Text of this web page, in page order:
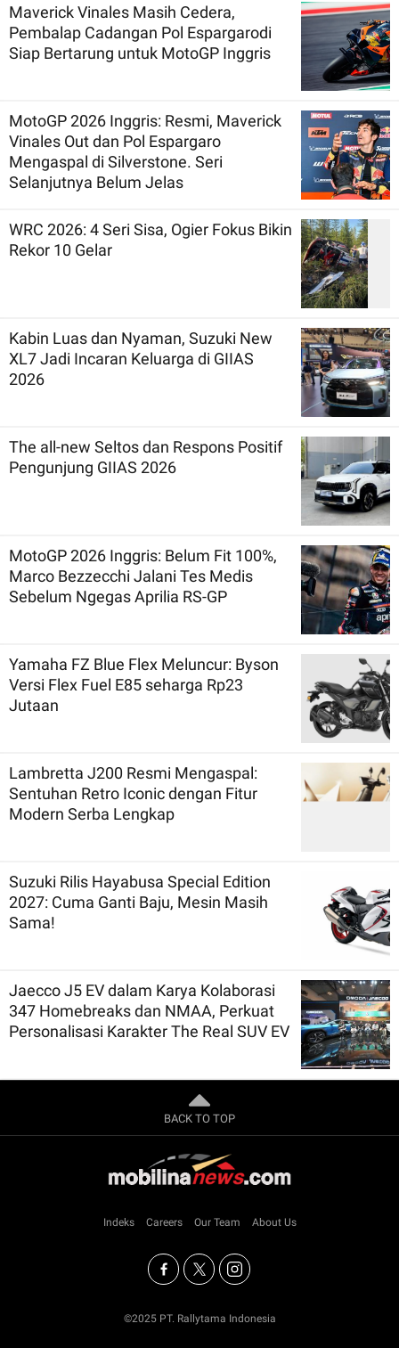
Maverick Vinales Masih Cedera,
Pembalap Cadangan Pol Espargarodi
Siap Bertarung untuk MotoGP Inggris
MotoGP 2026 Inggris: Resmi, Maverick
Vinales Out dan Pol Espargaro
Mengaspal di Silverstone. Seri
Selanjutnya Belum Jelas
WRC 2026: 4 Seri Sisa, Ogier Fokus Bikin
Rekor 10 Gelar
Kabin Luas dan Nyaman, Suzuki New
XL7 Jadi Incaran Keluarga di GIIAS
2026
The all-new Seltos dan Respons Positif
Pengunjung GIIAS 2026
MotoGP 2026 Inggris: Belum Fit 100%,
Marco Bezzecchi Jalani Tes Medis
Sebelum Ngegas Aprilia RS-GP
Yamaha FZ Blue Flex Meluncur: Byson
Versi Flex Fuel E85 seharga Rp23
Jutaan
Lambretta J200 Resmi Mengaspal:
Sentuhan Retro Iconic dengan Fitur
Modern Serba Lengkap
Suzuki Rilis Hayabusa Special Edition
2027: Cuma Ganti Baju, Mesin Masih
Sama!
Jaecco J5 EV dalam Karya Kolaborasi
347 Homebreaks dan NMAA, Perkuat
Personalisasi Karakter The Real SUV EV
BACK TO TOP
Indeks Careers Our Team About Us
©2025 PT. Rallytama Indonesia